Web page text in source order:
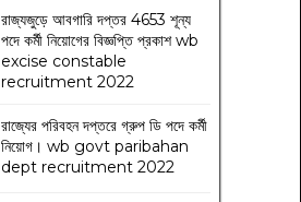
রাজ্যজুড়ে আবগারি দপ্তর 4653 শূন্য
পদে কর্মী নিয়োগের বিজ্ঞপ্তি প্রকাশ wb
excise constable
recruitment 2022
রাজ্যের পরিবহন দপ্তরে গ্রুপ ডি পদে কর্মী
নিয়োগ। wb govt paribahan
dept recruitment 2022